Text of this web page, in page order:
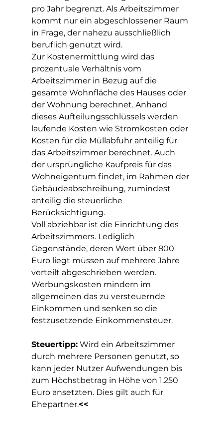
pro Jahr begrenzt. Als Arbeitszimmer
kommt nur ein abgeschlossener Raum
in Frage, der nahezu ausschließlich
beruflich genutzt wird.
Zur Kostenermittlung wird das
prozentuale Verhältnis vom
Arbeitszimmer in Bezug auf die
gesamte Wohnfläche des Hauses oder
der Wohnung berechnet. Anhand
dieses Aufteilungsschlüssels werden
laufende Kosten wie Stromkosten oder
Kosten für die Müllabfuhr anteilig für
das Arbeitszimmer berechnet. Auch
der ursprüngliche Kaufpreis für das
Wohneigentum findet, im Rahmen der
Gebäudeabschreibung, zumindest
anteilig die steuerliche
Berücksichtigung.
Voll abziehbar ist die Einrichtung des
Arbeitszimmers. Lediglich
Gegenstände, deren Wert über 800
Euro liegt müssen auf mehrere Jahre
verteilt abgeschrieben werden.
Werbungskosten mindern im
allgemeinen das zu versteuernde
Einkommen und senken so die
festzusetzende Einkommensteuer.
Steuertipp: Wird ein Arbeitszimmer
durch mehrere Personen genutzt, so
kann jeder Nutzer Aufwendungen bis
zum Höchstbetrag in Höhe von 1.250
Euro ansetzten. Dies gilt auch für
Ehepartner.<<